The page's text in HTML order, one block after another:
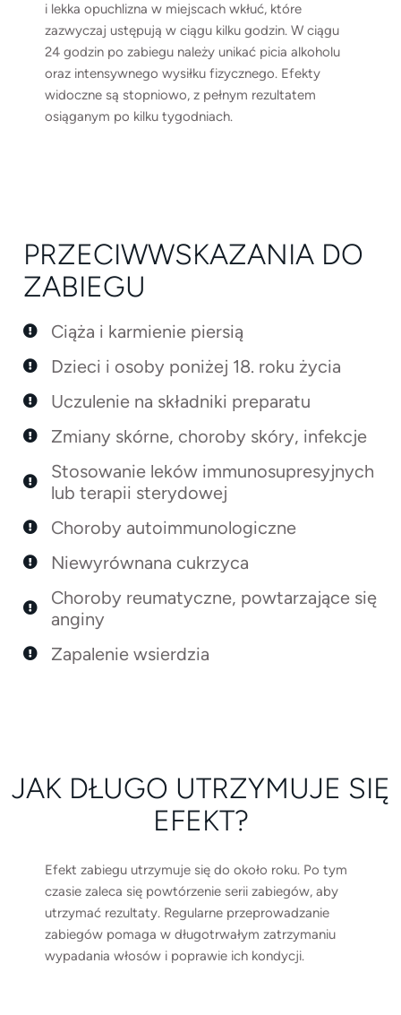
i lekka opuchlizna w miejscach wkłuć, które
zazwyczaj ustępują w ciągu kilku godzin. W ciągu
24 godzin po zabiegu należy unikać picia alkoholu
oraz intensywnego wysiłku fizycznego. Efekty
widoczne są stopniowo, z pełnym rezultatem
osiąganym po kilku tygodniach.
PRZECIWWSKAZANIA DO
ZABIEGU
Ciąża i karmienie piersią
Dzieci i osoby poniżej 18. roku życia
Uczulenie na składniki preparatu
Zmiany skórne, choroby skóry, infekcje
Stosowanie leków immunosupresyjnych
lub terapii sterydowej
Choroby autoimmunologiczne
Niewyrównana cukrzyca
Choroby reumatyczne, powtarzające się
anginy
Zapalenie wsierdzia
JAK DŁUGO UTRZYMUJE SIĘ
EFEKT?
Efekt zabiegu utrzymuje się do około roku. Po tym
czasie zaleca się powtórzenie serii zabiegów, aby
utrzymać rezultaty. Regularne przeprowadzanie
zabiegów pomaga w długotrwałym zatrzymaniu
wypadania włosów i poprawie ich kondycji.